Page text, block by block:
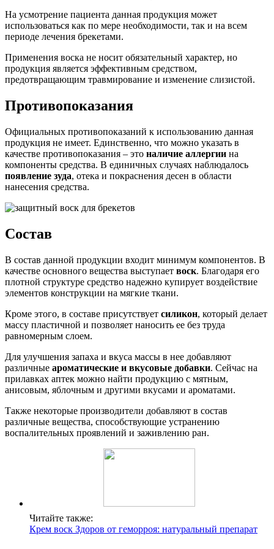
На усмотрение пациента данная продукция может
использоваться как по мере необходимости, так и на всем
периоде лечения брекетами.
Применения воска не носит обязательный характер, но
продукция является эффективным средством,
предотвращающим травмирование и изменение слизистой.
Противопоказания
Официальных противопоказаний к использованию данная
продукция не имеет. Единственно, что можно указать в
качестве противопоказания – это наличие аллергии на
компоненты средства. В единичных случаях наблюдалось
появление зуда, отека и покраснения десен в области
нанесения средства.
Состав
В состав данной продукции входит минимум компонентов. В
качестве основного вещества выступает воск. Благодаря его
плотной структуре средство надежно купирует воздействие
элементов конструкции на мягкие ткани.
Кроме этого, в составе присутствует силикон, который делает
массу пластичной и позволяет наносить ее без труда
равномерным слоем.
Для улучшения запаха и вкуса массы в нее добавляют
различные ароматические и вкусовые добавки. Сейчас на
прилавках аптек можно найти продукцию с мятным,
анисовым, яблочным и другими вкусами и ароматами.
Также некоторые производители добавляют в состав
различные вещества, способствующие устранению
воспалительных проявлений и заживлению ран.
Читайте также:
Крем воск Здоров от геморроя: натуральный препарат